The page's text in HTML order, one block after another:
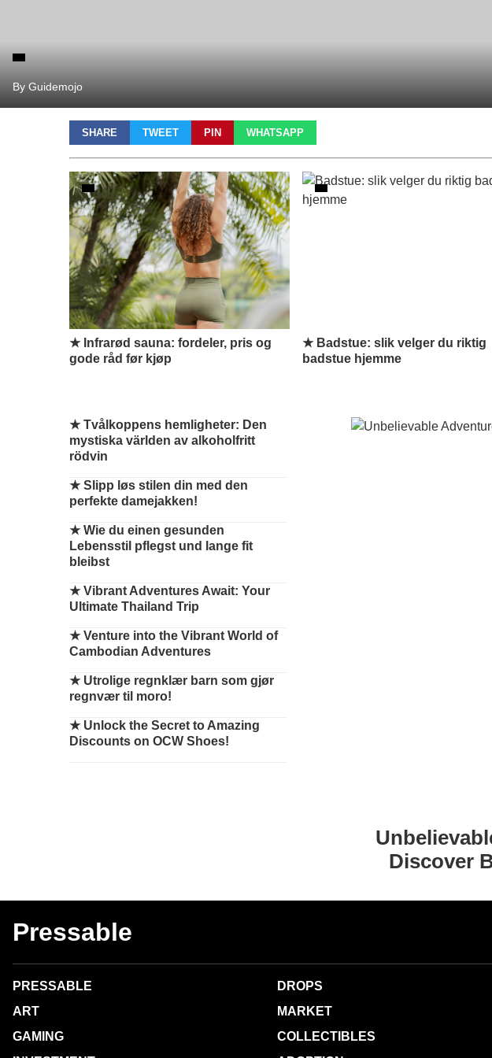
By Guidemojo
SHARE TWEET PIN WHATSAPP
★ Infrarød sauna: fordeler, pris og
gode råd før kjøp
★ Badstue: slik velger du riktig
badstue hjemme
★Tvålkoppens hemligheter: Den
mystiska världen av alkoholfritt
rödvin
★Slipp løs stilen din med den
perfekte damejakken!
★Wie du einen gesunden
Lebensstil pflegst und lange fit
bleibst
★Vibrant Adventures Await: Your
Ultimate Thailand Trip
★Venture into the Vibrant World of
Cambodian Adventures
★ Utrolige regnklær barn som gjør
regnvær til moro!
★ Unlock the Secret to Amazing
Discounts on OCW Shoes!
Discover
Pressable
PRESSABLE
ART
GAMING
DROPS
MARKET
COLLECTIBLES